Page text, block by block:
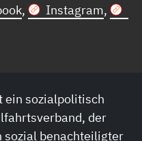
, Instagram,
ein sozialpolitisch
der
benachteiligter